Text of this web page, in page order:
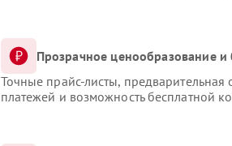
Прозрачное ценообразование и
Точные прайс-листы, предварительная
платежей и возможность бесплатной